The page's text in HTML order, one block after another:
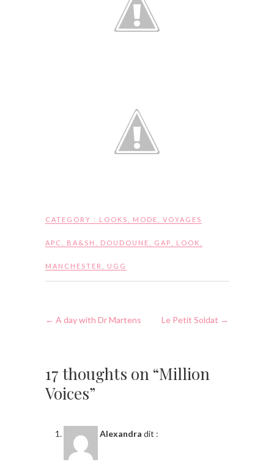
CATEGORY : LOOKS MODE VOYAGES
APC BA&SH DOUDOUNE GAP LOOK
MANCHESTER UGG
← A day with Dr Martens Le Petit Soldat →
17 thoughts on “Million
Voices”
Alexandra dit :